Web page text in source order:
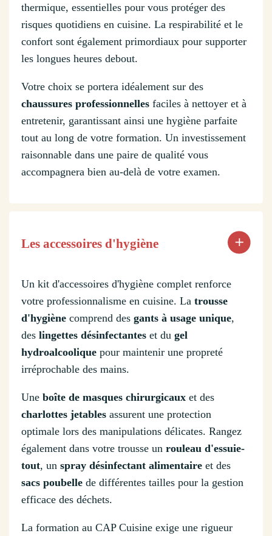
thermique, essentielles pour vous protéger des
risques quotidiens en cuisine. La respirabilité et le
confort sont également primordiaux pour supporter
les longues heures debout.
Votre choix se portera idéalement sur des
chaussures professionnelles faciles à nettoyer et à
entretenir, garantissant ainsi une hygiène parfaite
tout au long de votre formation. Un investissement
raisonnable dans une paire de qualité vous
accompagnera bien au-delà de votre examen.
Les accessoires d'hygiène
Un kit d'accessoires d'hygiène complet renforce
votre professionnalisme en cuisine. La trousse
d'hygiène comprend des gants à usage unique,
des lingettes désinfectantes et du gel
hydroalcoolique pour maintenir une propreté
irréprochable des mains.
Une boîte de masques chirurgicaux et des
charlottes jetables assurent une protection
optimale lors des manipulations délicates. Rangez
également dans votre trousse un rouleau d'essuie-
tout, un spray désinfectant alimentaire et des
sacs poubelle de différentes tailles pour la gestion
efficace des déchets.
La formation au CAP Cuisine exige une rigueur